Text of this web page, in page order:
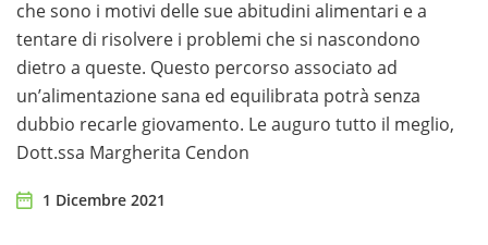
che sono i motivi delle sue abitudini alimentari e a
tentare di risolvere i problemi che si nascondono
dietro a queste. Questo percorso associato ad
un’alimentazione sana ed equilibrata potrà senza
dubbio recarle giovamento. Le auguro tutto il meglio,
Dott.ssa Margherita Cendon
1 Dicembre 2021